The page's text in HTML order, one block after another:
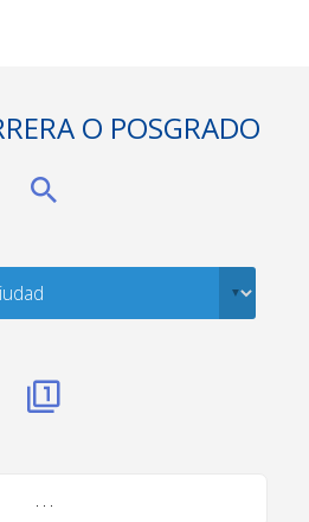
O POSGRADO
. . .